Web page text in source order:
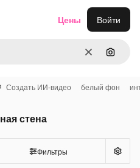
ОчиститьПоиск
Цены Войти
Создать ИИ-видео белый фон
стена
Фильтры